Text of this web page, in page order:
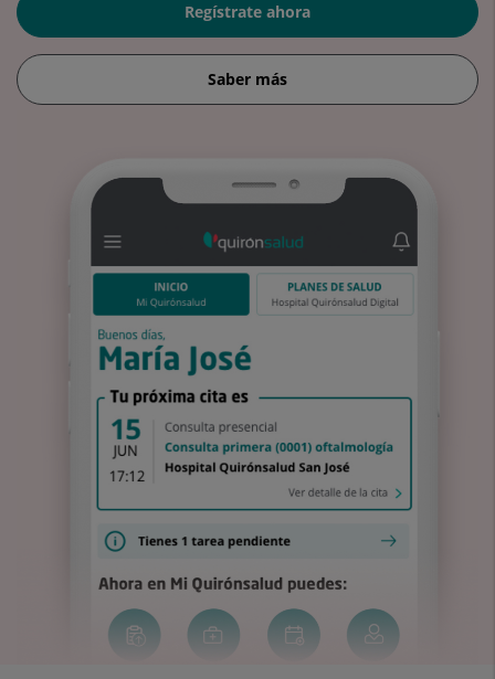
Regístrate ahora
Saber más